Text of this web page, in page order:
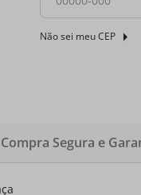
Não sei meu CEP
Compra Segura e